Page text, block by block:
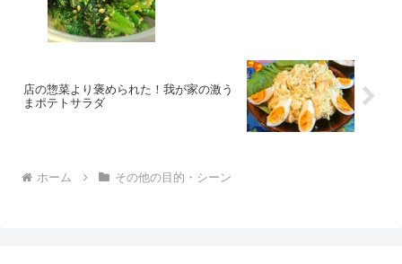
店の惣菜より褒められた！我が家の激う
まポテトサラダ
ホーム その他の目的・シーン